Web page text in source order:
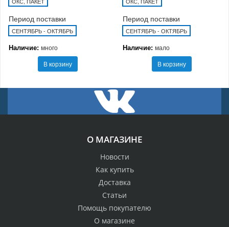
Период поставки
СЕНТЯБРЬ - ОКТЯБРЬ
Наличие: много
В корзину
Период поставки
СЕНТЯБРЬ - ОКТЯБРЬ
Наличие: мало
В корзину
О МАГАЗИНЕ
Новости
Как купить
Доставка
Статьи
Помощь покупателю
О магазине